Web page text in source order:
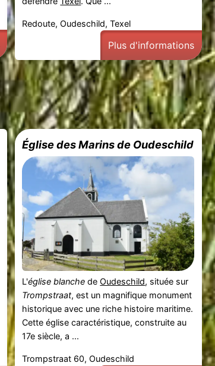
Redoute, Oudeschild, Texel
Plus d'informations
Église des Marins de Oudeschild
L'église blanche deOudeschild, située sur
Trompstraat, est un magnifique monument
historique avec une riche histoire maritime.
Cette église caractéristique, construite au
17e siècle, a ...
Trompstraat 60, Oudeschild